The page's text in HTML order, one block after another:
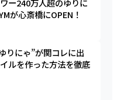
ー240万人超のゆりに
が心斎橋にOPEN！
りにゃ”が関コレに出
ルを作った方法を徹底